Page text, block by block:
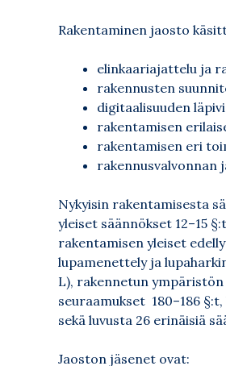
Rakentaminen jaosto
elinkaariajattelu ja
rakennusten
digitaalisuuden
rakentamisen
rakentamisen eri
rakennusvalvonnan
Nykyisin rakentamisesta
yleiset säännökset 12–15
rakentamisen yleiset
lupamenettely ja
L), rakennetun ympäristön
seuraamukset 180–186
sekä luvusta 26 erinäisiä
Jaoston jäsenet ovat: